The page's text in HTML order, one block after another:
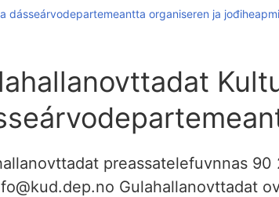
dásseárvodepartemeantta organiseren ja jođiheapmi
preassatelefuvnnas
Gulahallanovttadat